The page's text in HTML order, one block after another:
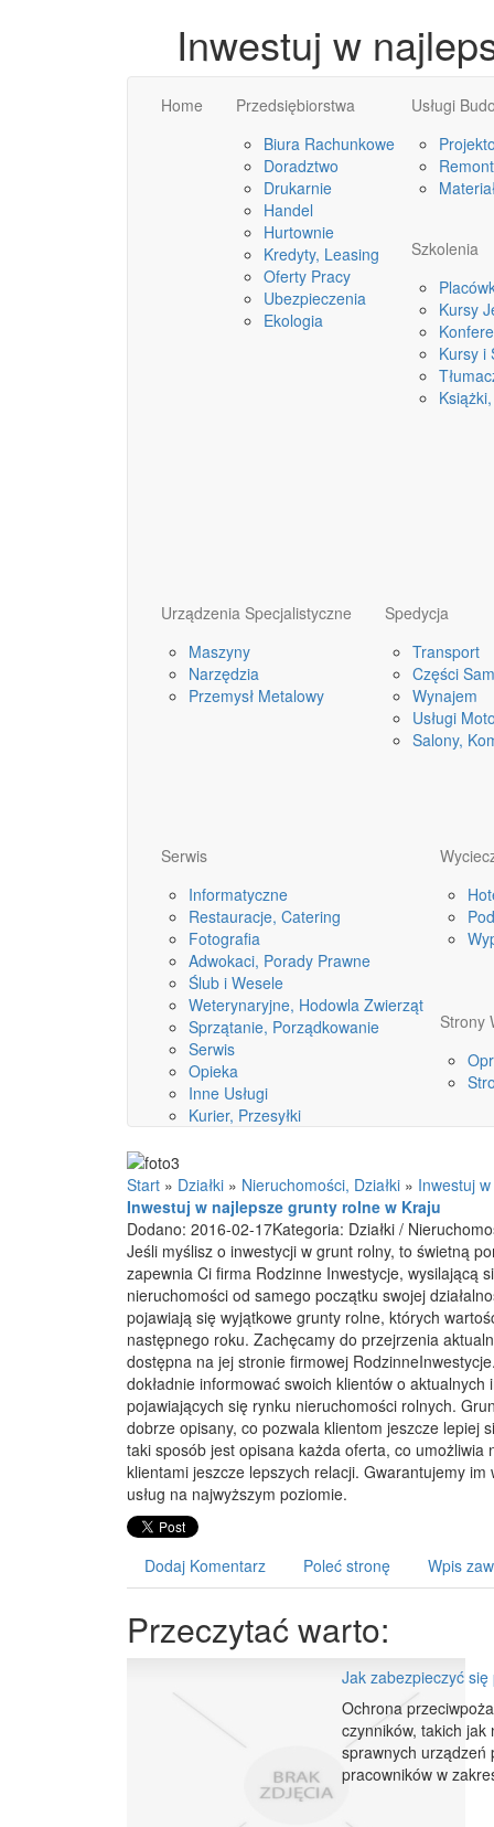
Inwestuj w
Home
Przedsiębiorstwa
Biura Rachunkowe
Doradztwo
Drukarnie
Handel
Hurtownie
Kredyty, Leasing
Oferty Pracy
Ubezpieczenia
Ekologia
Usługi
Szkolenia
Kursy
Kursy i
Urządzenia Specjalistyczne
Maszyny
Narzędzia
Przemysł Metalowy
Spedycja
Transport
Części
Wynajem
Usługi
Salony,
Serwis
Informatyczne
Restauracje, Catering
Fotografia
Adwokaci, Porady Prawne
Ślub i Wesele
Weterynaryjne, Hodowla Zwierząt
Sprzątanie, Porządkowanie
Serwis
Opieka
Inne Usługi
Kurier, Przesyłki
Strony
Start » Działki » Nieruchomości, Działki » Inwestuj
Inwestuj w najlepsze grunty rolne w Kraju
Dodano: 2016-02-17Kategoria: Działki /
Jeśli myślisz o inwestycji w grunt rolny, to świetną
zapewnia Ci firma Rodzinne Inwestycje, wysilającą
nieruchomości od samego początku swojej
pojawiają się wyjątkowe grunty rolne, których
następnego roku. Zachęcamy do przejrzenia
dostępna na jej stronie firmowej
dokładnie informować swoich klientów o aktualnych
pojawiających się rynku nieruchomości rolnych.
dobrze opisany, co pozwala klientom jeszcze lepiej
taki sposób jest opisana każda oferta, co umożliwia
klientami jeszcze lepszych relacji. Gwarantujemy im
usług na najwyższym poziomie.
Dodaj Komentarz Poleć stronę Wpis
Przeczytać warto:
Jak zabezpieczyć
Ochrona
czynników, takich
sprawnych urządzeń
pracowników w